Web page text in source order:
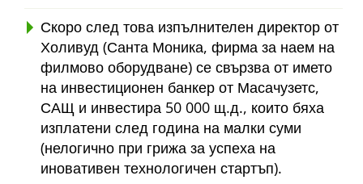
Скоро след това изпълнителен директор от
Холивуд (Санта Моника, фирма за наем на
филмово оборудване) се свързва от името
на инвестиционен банкер от Масачузетс,
САЩ и инвестира 50 000 щ.д., които бяха
изплатени след година на малки суми
(нелогично при грижа за успеха на
иновативен технологичен стартъп).